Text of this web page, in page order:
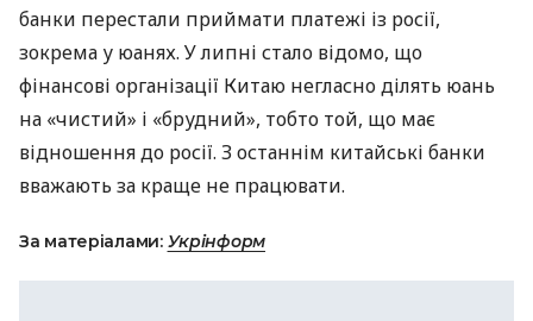
банки перестали приймати платежі із росії,
зокрема у юанях. У липні стало відомо, що
фінансові організації Китаю негласно ділять юань
на «чистий» і «брудний», тобто той, що має
відношення до росії. З останнім китайські банки
вважають за краще не працювати.
За матеріалами: Укрінформ